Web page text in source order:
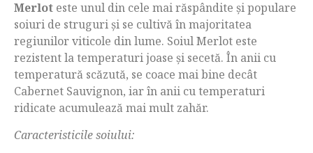
Merlot este unul din cele mai răspândite și populare
soiuri de struguri și se cultivă în majoritatea
regiunilor viticole din lume. Soiul Merlot este
rezistent la temperaturi joase și secetă. În anii cu
temperatură scăzută, se coace mai bine decât
Cabernet Sauvignon, iar în anii cu temperaturi
ridicate acumulează mai mult zahăr.
Caracteristicile soiului: